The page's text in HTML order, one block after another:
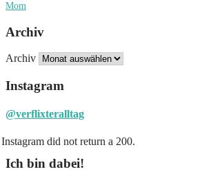
Mom
Archiv
Archiv
Instagram
@verflixteralltag
Instagram did not return a 200.
Ich bin dabei!